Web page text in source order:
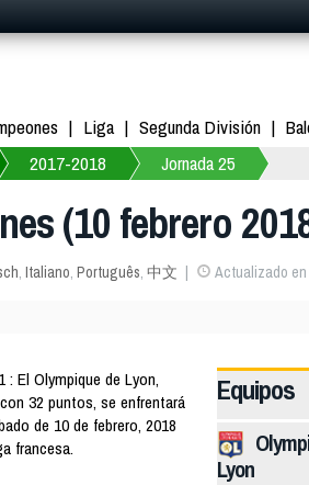
Liga Segunda División
2017-2018 Jornada 25
(10 febrero
, Italiano, Português, 中文 Actualizado en
El Olympique de Lyon,
32 puntos, se enfrentará
de 10 de febrero, 2018
francesa.
Equipos
Lyon